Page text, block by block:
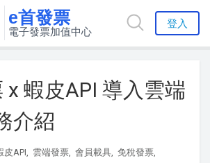
e首發票
電子發票加值中心
登入
x 蝦皮API 導入雲端
介紹
皮API, 雲端發票, 會員載具, 免稅發票,